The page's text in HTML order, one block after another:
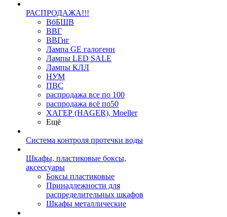
РАСПРОДАЖА!!!
ВбБШВ
ВВГ
ВВГнг
Лампа GE галогенн
Лампы LED SALE
Лампы КЛЛ
НУМ
ПВС
распродажа все по 100
распродажа всё по50
ХАГЕР (HAGER), Moeller
Ещё
Система контроля протечки воды
Шкафы, пластиковые боксы,
аксессуары
Боксы пластиковые
Принадлежности для
распределительных шкафов
Шкафы металлические